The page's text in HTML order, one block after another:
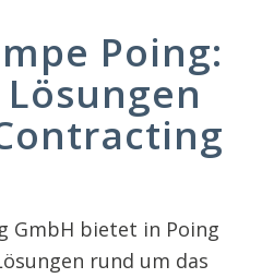
Poing:
GmbH bietet in Poing
rund um das